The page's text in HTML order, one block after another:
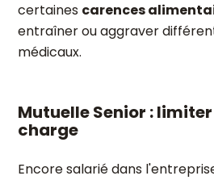
certaines carences
entraîner ou aggraver
médicaux.
Mutuelle Senior :
charge
Encore salarié dans